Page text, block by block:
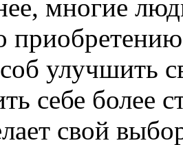
многие
улучшить
себе более
свой